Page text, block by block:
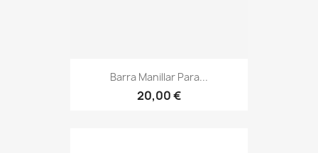
Barra Manillar Para...
20,00 €